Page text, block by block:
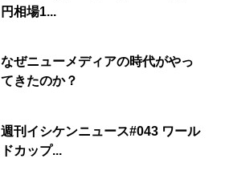
円相場1...
なぜニューメディアの時代がやっ
てきたのか？
週刊イシケンニュース#043 ワール
ドカップ...